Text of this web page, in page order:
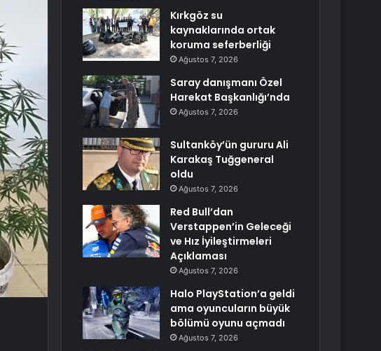
Kırkgöz su
kaynaklarında ortak
koruma seferberliği
Ağustos 7, 2026
Saray danışmanı Özel
Harekat Başkanlığı’nda
Ağustos 7, 2026
Sultanköy’ün gururu Ali
Karakaş Tuğgeneral
oldu
Ağustos 7, 2026
Red Bull’dan
Verstappen’in Geleceği
ve Hız İyileştirmeleri
Açıklaması
Ağustos 7, 2026
Halo PlayStation’a geldi
ama oyuncuların büyük
bölümü oyunu açmadı
Ağustos 7, 2026